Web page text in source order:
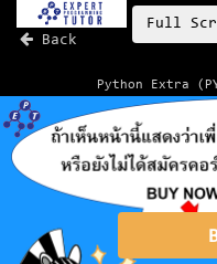
Back
Full
Python Extra